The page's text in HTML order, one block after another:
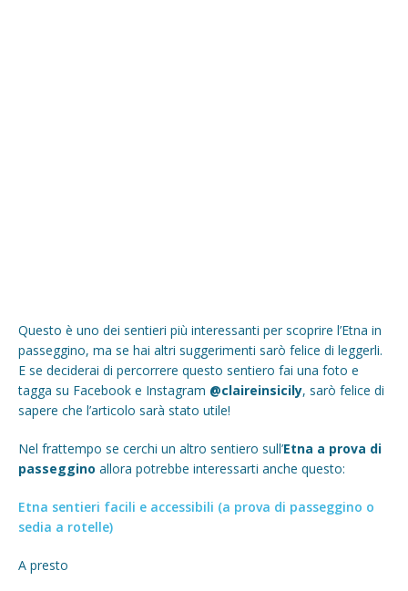
Questo è uno dei sentieri più interessanti per scoprire l’Etna in
passeggino, ma se hai altri suggerimenti sarò felice di leggerli.
E se deciderai di percorrere questo sentiero fai una foto e
tagga su Facebook e Instagram @claireinsicily, sarò felice di
sapere che l’articolo sarà stato utile!
Nel frattempo se cerchi un altro sentiero sull’Etna a prova di
passeggino allora potrebbe interessarti anche questo:
Etna sentieri facili e accessibili (a prova di passeggino o
sedia a rotelle)
A presto